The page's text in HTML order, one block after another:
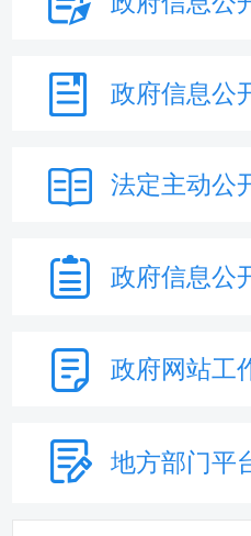
政府信息公
法定主动公
政府信息公
政府网站工
地方部门平